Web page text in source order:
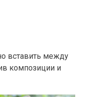
вставить между
композиции и